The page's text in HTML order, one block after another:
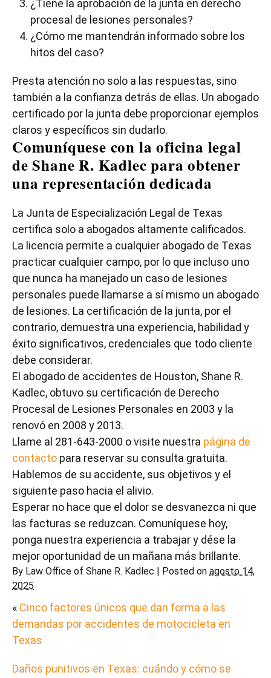
¿Tiene la aprobación de la junta en derecho
procesal de lesiones personales?
¿Cómo me mantendrán informado sobre los
hitos del caso?
Presta atención no solo a las respuestas, sino
también a la confianza detrás de ellas. Un abogado
certificado por la junta debe proporcionar ejemplos
claros y específicos sin dudarlo.
Comuníquese con la oficina legal
de Shane R. Kadlec para obtener
una representación dedicada
La Junta de Especialización Legal de Texas
certifica solo a abogados altamente calificados.
La licencia permite a cualquier abogado de Texas
practicar cualquier campo, por lo que incluso uno
que nunca ha manejado un caso de lesiones
personales puede llamarse a sí mismo un abogado
de lesiones. La certificación de la junta, por el
contrario, demuestra una experiencia, habilidad y
éxito significativos, credenciales que todo cliente
debe considerar.
El abogado de accidentes de Houston, Shane R.
Kadlec, obtuvo su certificación de Derecho
Procesal de Lesiones Personales en 2003 y la
renovó en 2008 y 2013.
Llame al 281-643-2000 o visite nuestra página de
contacto para reservar su consulta gratuita.
Hablemos de su accidente, sus objetivos y el
siguiente paso hacia el alivio.
Esperar no hace que el dolor se desvanezca ni que
las facturas se reduzcan. Comuníquese hoy,
ponga nuestra experiencia a trabajar y dése la
mejor oportunidad de un mañana más brillante.
By Law Office of Shane R. Kadlec Posted on agosto 14,
2025
« Cinco factores únicos que dan forma a las
demandas por accidentes de motocicleta en
Texas
Daños punitivos en Texas: cuándo y cómo se